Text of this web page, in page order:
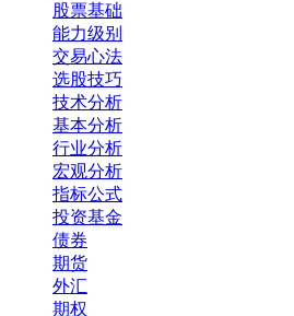
股票基础
能力级别
交易心法
选股技巧
技术分析
基本分析
行业分析
宏观分析
指标公式
投资基金
债券
期货
外汇
期权